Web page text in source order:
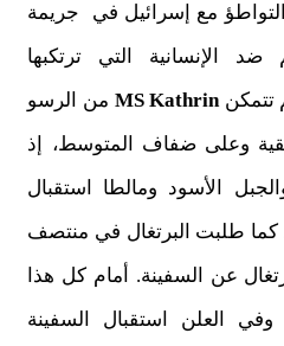
التواطؤ مع إسرائيل في جريمة
ضد الإنسانية التي ترتكبها
تتمكنMS Kathrin من الرسو
وعلى ضفاف المتوسط، إذ
الأسود ومالطا استقبال
كما طلبت البرتغال في منتصف
علم البرتغال عن السفينة. أمام كل هذا
العلن استقبال السفينة